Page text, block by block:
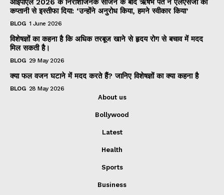
आईपीएल 2026 के निराशाजनक सीजन के बाद ऋषभ पंत ने एलएसजी की
कप्तानी से इस्तीफा दिया: ‘उन्होंने अनुरोध किया, हमने स्वीकार किया’
BLOG 1 June 2026
विशेषज्ञों का कहना है कि अधिक तरबूज खाने से हृदय रोग से बचाव में मदद
मिल सकती है।
BLOG 29 May 2026
क्या फल वजन घटाने में मदद करते हैं? जानिए विशेषज्ञों का क्या कहना है
BLOG 28 May 2026
About us
Bollywood
Latest
Health
Sports
Business